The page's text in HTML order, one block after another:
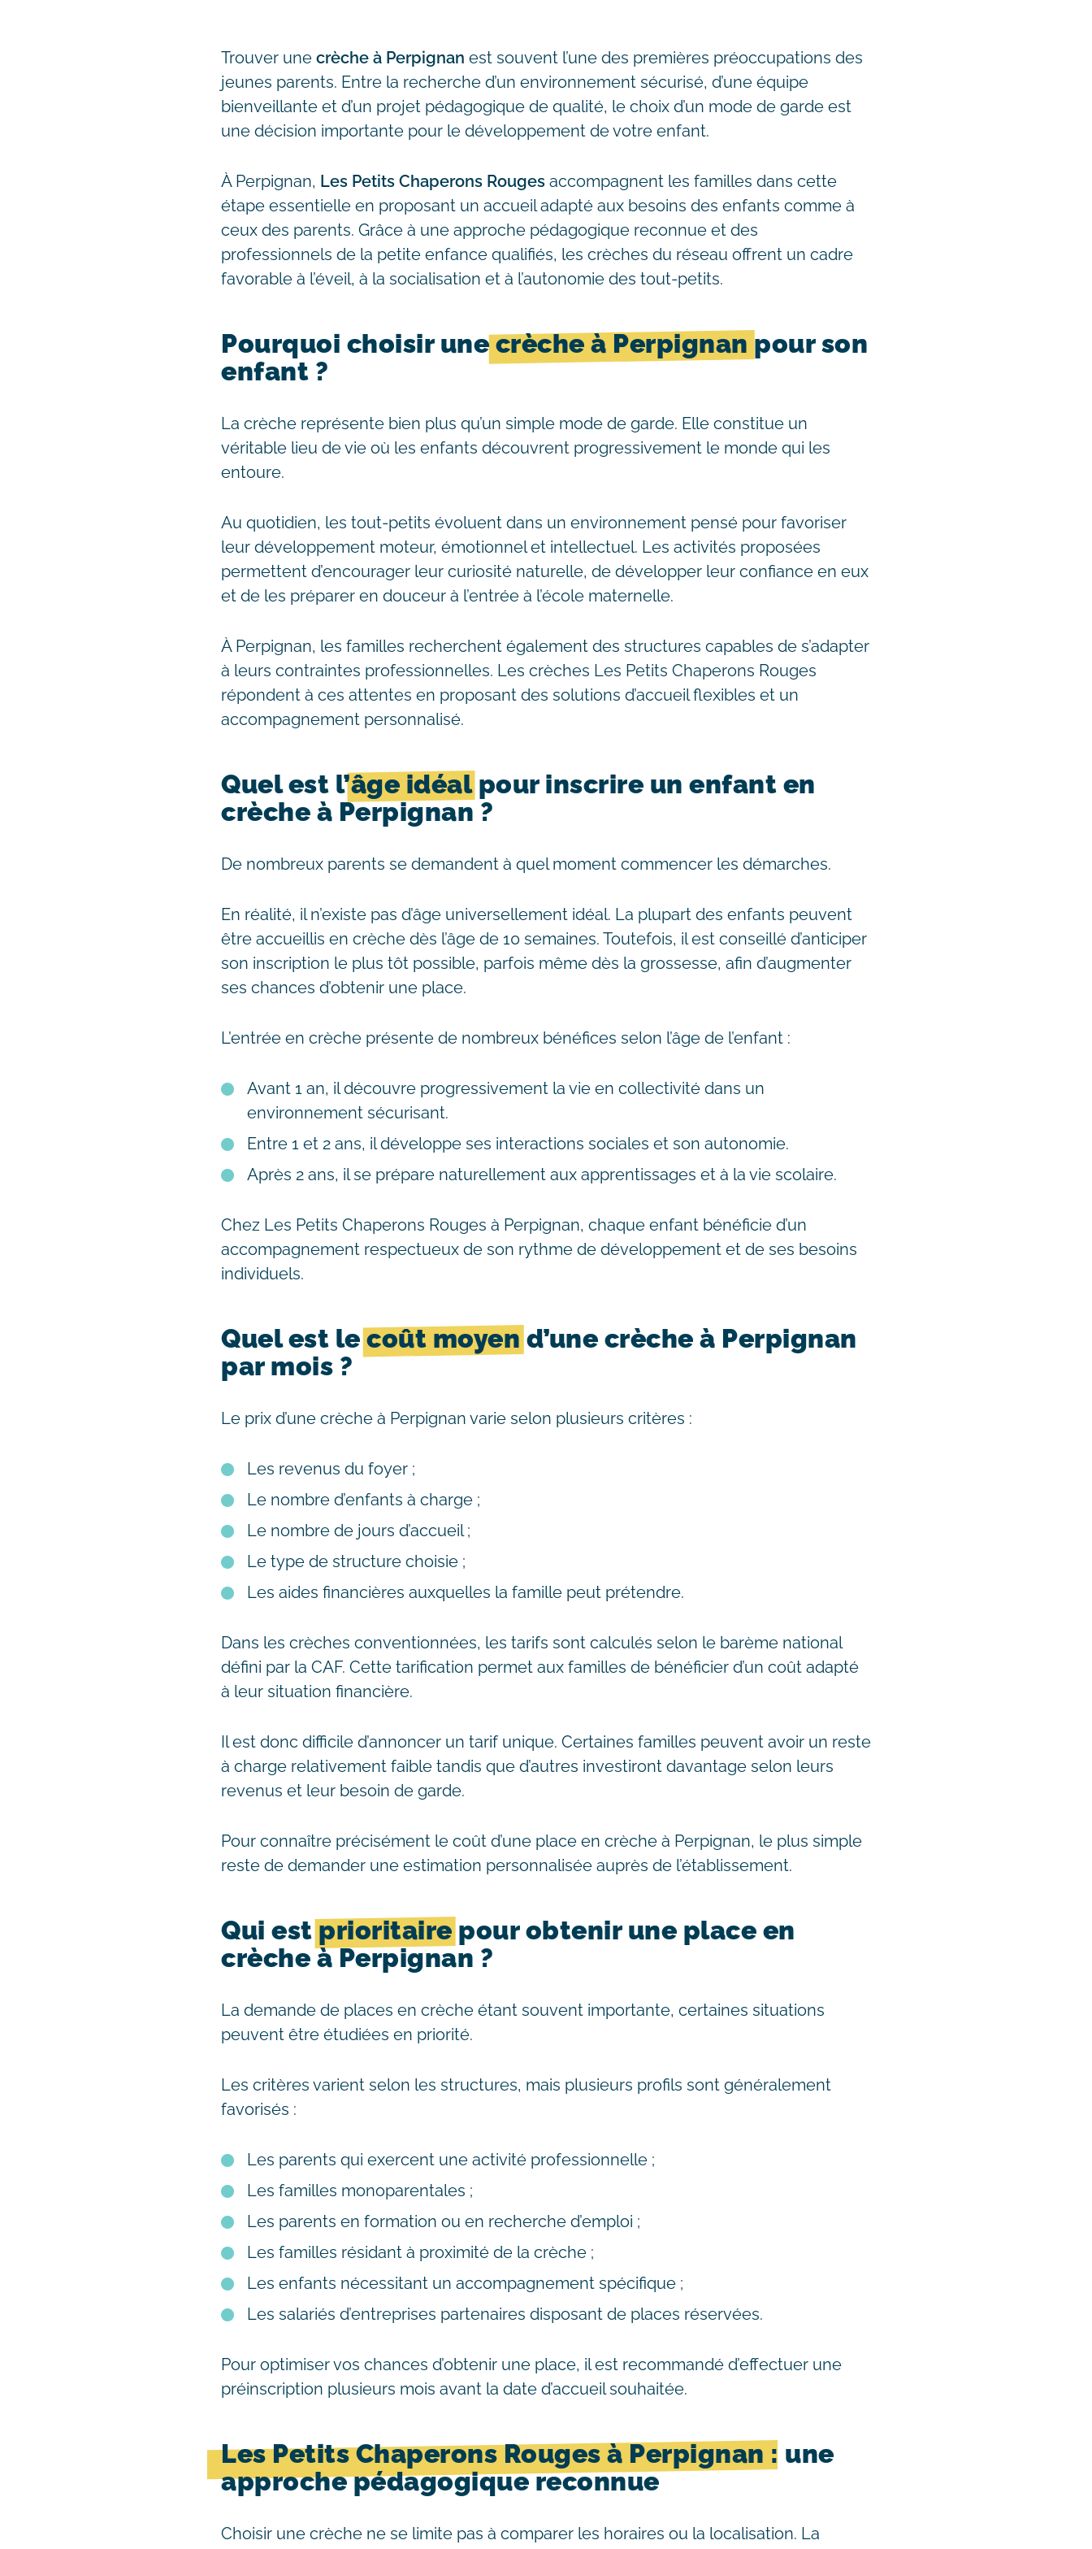
Trouver une crèche à Perpignan est souvent l’une des premières préoccupations des
jeunes parents. Entre la recherche d’un environnement sécurisé, d’une équipe
bienveillante et d’un projet pédagogique de qualité, le choix d’un mode de garde est
une décision importante pour le développement de votre enfant.
À Perpignan, Les Petits Chaperons Rouges accompagnent les familles dans cette
étape essentielle en proposant un accueil adapté aux besoins des enfants comme à
ceux des parents. Grâce à une approche pédagogique reconnue et des
professionnels de la petite enfance qualifiés, les crèches du réseau offrent un cadre
favorable à l’éveil, à la socialisation et à l’autonomie des tout-petits.
Pourquoi choisir unecrèche à Perpignan pour son
enfant ?
La crèche représente bien plus qu’un simple mode de garde. Elle constitue un
véritable lieu de vie où les enfants découvrent progressivement le monde qui les
entoure.
Au quotidien, les tout-petits évoluent dans un environnement pensé pour favoriser
leur développement moteur, émotionnel et intellectuel. Les activités proposées
permettent d’encourager leur curiosité naturelle, de développer leur confiance en eux
et de les préparer en douceur à l’entrée à l’école maternelle.
À Perpignan, les familles recherchent également des structures capables de s’adapter
à leurs contraintes professionnelles. Les crèches Les Petits Chaperons Rouges
répondent à ces attentes en proposant des solutions d’accueil flexibles et un
accompagnement personnalisé.
Quel est l’âge idéalpour inscrire un enfant en
crèche à Perpignan ?
De nombreux parents se demandent à quel moment commencer les démarches.
En réalité, il n’existe pas d’âge universellement idéal. La plupart des enfants peuvent
être accueillis en crèche dès l’âge de 10 semaines. Toutefois, il est conseillé d’anticiper
son inscription le plus tôt possible, parfois même dès la grossesse, afin d’augmenter
ses chances d’obtenir une place.
L’entrée en crèche présente de nombreux bénéfices selon l’âge de l’enfant :
Avant 1 an, il découvre progressivement la vie en collectivité dans un
environnement sécurisant.
Entre 1 et 2 ans, il développe ses interactions sociales et son autonomie.
Après 2 ans, il se prépare naturellement aux apprentissages et à la vie scolaire.
Chez Les Petits Chaperons Rouges à Perpignan, chaque enfant bénéficie d’un
accompagnement respectueux de son rythme de développement et de ses besoins
individuels.
Quel est lecoût moyen d’une crèche à Perpignan
par mois ?
Le prix d’une crèche à Perpignan varie selon plusieurs critères :
Les revenus du foyer ;
Le nombre d’enfants à charge ;
Le nombre de jours d’accueil ;
Le type de structure choisie ;
Les aides financières auxquelles la famille peut prétendre.
Dans les crèches conventionnées, les tarifs sont calculés selon le barème national
défini par la CAF. Cette tarification permet aux familles de bénéficier d’un coût adapté
à leur situation financière.
Il est donc difficile d’annoncer un tarif unique. Certaines familles peuvent avoir un reste
à charge relativement faible tandis que d’autres investiront davantage selon leurs
revenus et leur besoin de garde.
Pour connaître précisément le coût d’une place en crèche à Perpignan, le plus simple
reste de demander une estimation personnalisée auprès de l’établissement.
Qui est prioritaire pour obtenir une place en
crèche à Perpignan ?
La demande de places en crèche étant souvent importante, certaines situations
peuvent être étudiées en priorité.
Les critères varient selon les structures, mais plusieurs profils sont généralement
favorisés :
Les parents qui exercent une activité professionnelle ;
Les familles monoparentales ;
Les parents en formation ou en recherche d’emploi ;
Les familles résidant à proximité de la crèche ;
Les enfants nécessitant un accompagnement spécifique ;
Les salariés d’entreprises partenaires disposant de places réservées.
Pour optimiser vos chances d’obtenir une place, il est recommandé d’effectuer une
préinscription plusieurs mois avant la date d’accueil souhaitée.
Les Petits Chaperons Rouges à Perpignan : une
approche pédagogique reconnue
Choisir une crèche ne se limite pas à comparer les horaires ou la localisation. La